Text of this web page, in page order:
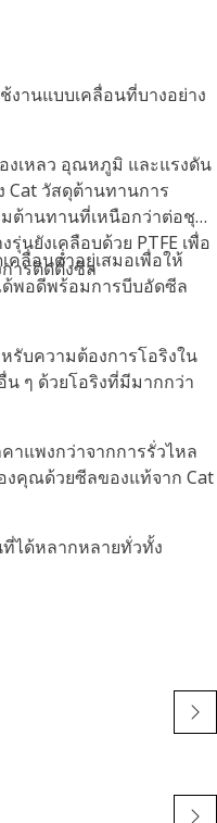
งานแบบเคลื่อนที่บางอย่าง
งเหลว อุณหภูมิ และแรงดัน
Cat วัสดุต้านทานการ
ต้านทานที่เหนือกว่าต่อชุด
นยังเคลือบด้วย PTFE เพื่อ
ารติดตั้งซีล
คลื่อนต่ำอยู่เสมอเพื่อให้
ด้พอดีพร้อมการบีบอัดซีล
รับความต้องการโอริงใน
ๆ ด้วยโอริงที่มีมากกว่า
าแพงกว่าจากการรั่วไหล
งคุณด้วยซีลของแท้จาก Cat
ได้หลากหลายทั่วทั้ง